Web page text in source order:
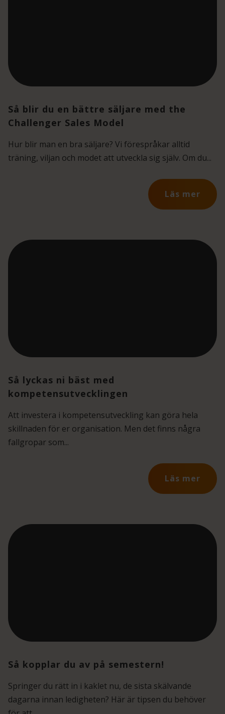
Så blir du en bättre säljare med the
Challenger Sales Model
Hur blir man en bra säljare? Vi förespråkar alltid
träning, viljan och modet att utveckla sig själv. Om du...
Läs mer
Så lyckas ni bäst med
kompetensutvecklingen
Att investera i kompetensutveckling kan göra hela
skillnaden för er organisation. Men det finns några
fallgropar som...
Läs mer
Så kopplar du av på semestern!
Springer du rätt in i kaklet nu, de sista skälvande
dagarna innan ledigheten? Här är tipsen du behöver